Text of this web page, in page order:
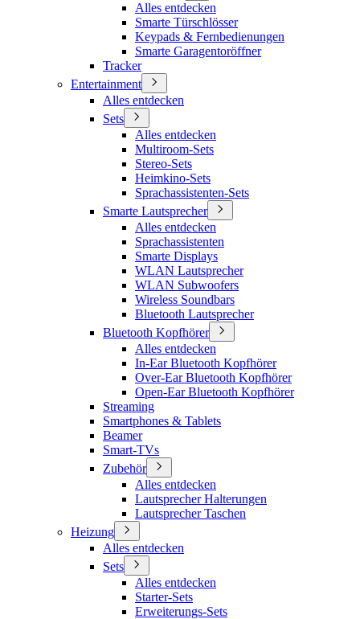
Alles entdecken
Smarte Türschlösser
Keypads & Fernbedienungen
Smarte Garagentoröffner
Tracker
Entertainment
Alles entdecken
Sets
Alles entdecken
Multiroom-Sets
Stereo-Sets
Heimkino-Sets
Sprachassistenten-Sets
Smarte Lautsprecher
Alles entdecken
Sprachassistenten
Smarte Displays
WLAN Lautsprecher
WLAN Subwoofers
Wireless Soundbars
Bluetooth Lautsprecher
Bluetooth Kopfhörer
Alles entdecken
In-Ear Bluetooth Kopfhörer
Over-Ear Bluetooth Kopfhörer
Open-Ear Bluetooth Kopfhörer
Streaming
Smartphones & Tablets
Beamer
Smart-TVs
Zubehör
Alles entdecken
Lautsprecher Halterungen
Lautsprecher Taschen
Heizung
Alles entdecken
Sets
Alles entdecken
Starter-Sets
Erweiterungs-Sets